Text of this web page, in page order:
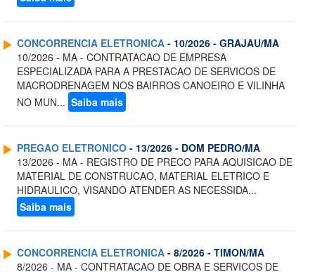
CONCORRENCIA ELETRONICA - 10/2026 - GRAJAU/MA
10/2026 - MA - CONTRATACAO DE EMPRESA
ESPECIALIZADA PARA A PRESTACAO DE SERVICOS DE
MACRODRENAGEM NOS BAIRROS CANOEIRO E VILINHA
NO MUN... Saiba mais
PREGAO ELETRONICO - 13/2026 - DOM PEDRO/MA
13/2026 - MA - REGISTRO DE PRECO PARA AQUISICAO DE
MATERIAL DE CONSTRUCAO, MATERIAL ELETRICO E
HIDRAULICO, VISANDO ATENDER AS NECESSIDA...
Saiba mais
CONCORRENCIA ELETRONICA - 8/2026 - TIMON/MA
8/2026 - MA - CONTRATACAO DE OBRA E SERVICOS DE